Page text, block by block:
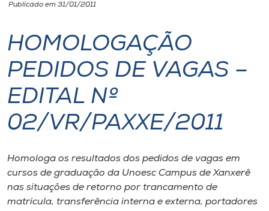
Unoesc
Internacionalização
I.nova
Diplomados
CPA
Publicado em 31/01/2011
HOMOLOGAÇÃO
PEDIDOS DE VAGAS –
EDITAL Nº
02/VR/PAXXE/2011
Homologa os resultados dos pedidos de vagas em
cursos de graduação da Unoesc Campus de Xanxerê
nas situações de retorno por trancamento de
matrícula, transferência interna e externa, portadores